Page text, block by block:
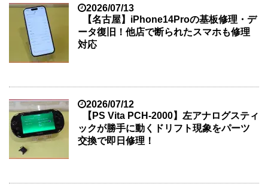
2026/07/13
【名古屋】iPhone14Proの基板修理・デ
ータ復旧！他店で断られたスマホも修理
対応
2026/07/12
【PS Vita PCH-2000】左アナログスティ
ックが勝手に動くドリフト現象をパーツ
交換で即日修理！